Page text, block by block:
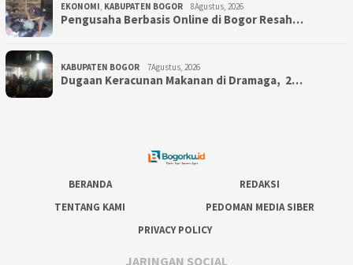
EKONOMI, KABUPATEN BOGOR 8Agustus, 2026
Pengusaha Berbasis Online di Bogor Resah…
KABUPATEN BOGOR 7Agustus, 2026
‎Dugaan Keracunan Makanan di Dramaga, 2…
BERANDA
REDAKSI
TENTANG KAMI
PEDOMAN MEDIA SIBER
PRIVACY POLICY
JARINGAN SOCIAL